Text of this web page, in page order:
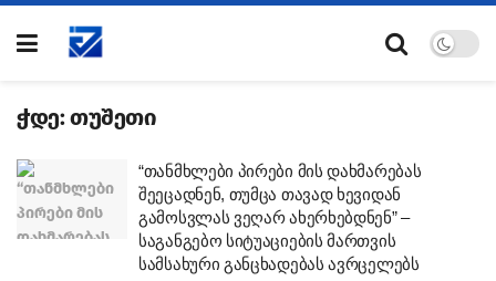
ჭდე:თუშეთი
“თანმხლები პირები მის დახმარებას
შეეცადნენ, თუმცა თავად ხევიდან
გამოსვლას ვეღარ ახერხებდნენ” –
საგანგებო სიტუაციების მართვის
სამსახური განცხადებას ავრცელებს